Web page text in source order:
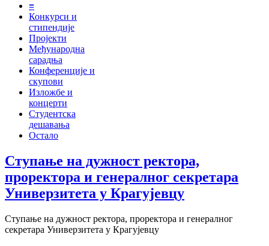
≡
Конкурси и
стипендије
Пројекти
Међународна
сарадња
Конференције и
скупови
Изложбе и
концерти
Студентска
дешавања
Остало
Ступање на дужност ректора,
проректора и генералног секретара
Универзитета у Крагујевцу
Ступање на дужност ректора, проректора и генералног
секретара Универзитета у Крагујевцу